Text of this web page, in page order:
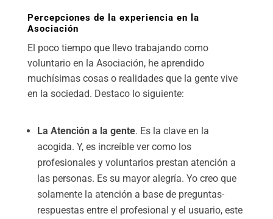
Percepciones de la experiencia en la
Asociación
El poco tiempo que llevo trabajando como
voluntario en la Asociación, he aprendido
muchísimas cosas o realidades que la gente vive
en la sociedad. Destaco lo siguiente:
La Atención a la gente. Es la clave en la
acogida. Y, es increíble ver como los
profesionales y voluntarios prestan atención a
las personas. Es su mayor alegría. Yo creo que
solamente la atención a base de preguntas-
respuestas entre el profesional y el usuario, este